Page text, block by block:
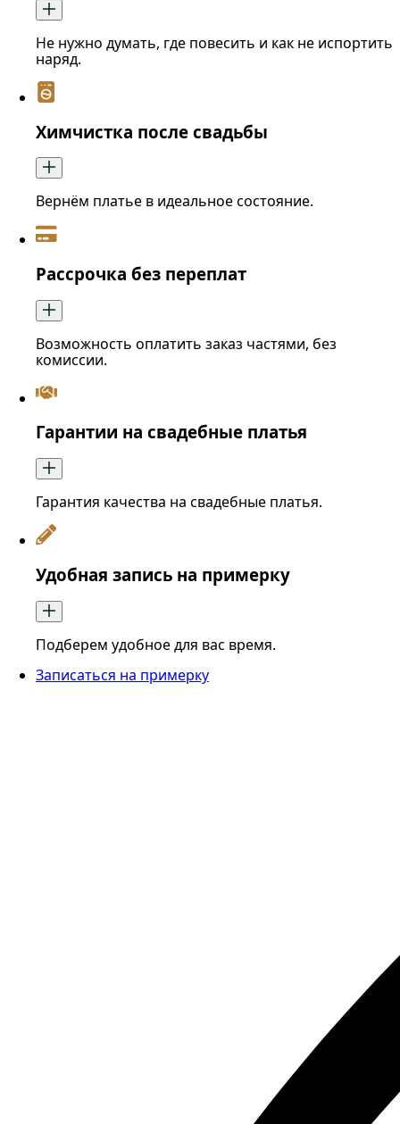
Не нужно думать, где повесить и как не испортить
наряд.
Химчистка после свадьбы
Вернём платье в идеальное состояние.
Рассрочка без переплат
Возможность оплатить заказ частями, без
комиссии.
Гарантии на свадебные платья
Гарантия качества на свадебные платья.
Удобная запись на примерку
Подберем удобное для вас время.
Записаться на примерку